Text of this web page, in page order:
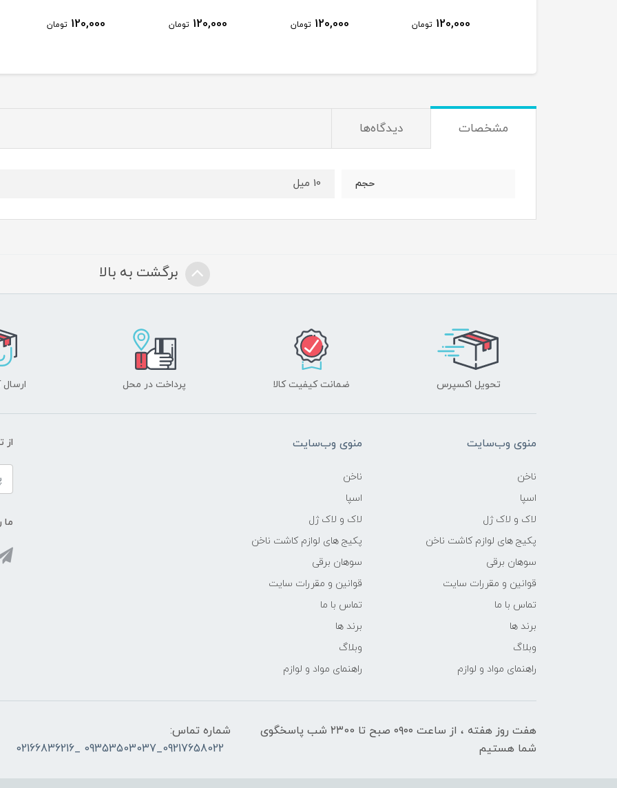
120,000 تومان 120,000 تومان 120,000 تومان 120,000 تومان
مشخصات دیدگاه‌ها
حجم 10 میل
برگشت به بالا
تحویل اکسپرس ضمانت کیفیت کالا پرداخت در محل ارسال
منوی وب‌سایت
ناخن
اسپا
لاک و لاک ژل
پکیج های لوازم کاشت ناخن
سوهان برقی
قوانین و مقررات سایت
تماس با ما
برند ها
وبلاگ
راهنمای مواد و لوازم
منوی وب‌سایت
ناخن
اسپا
لاک و لاک ژل
پکیج های لوازم کاشت ناخن
سوهان برقی
قوانین و مقررات سایت
تماس با ما
برند ها
وبلاگ
راهنمای مواد و لوازم
از
ما
هفت روز هفته ، از ساعت ۰۹۰۰ صبح تا ۲۳00 شب پاسخگوی
شما هستیم
شماره تماس:
09217658022_09353503037 _02166836216